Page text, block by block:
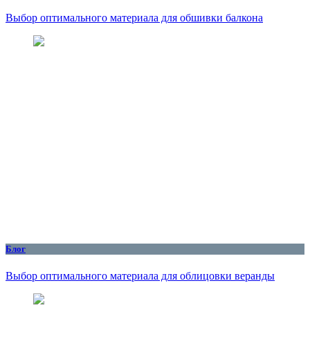
Выбор оптимального материала для обшивки балкона
Блог
Выбор оптимального материала для облицовки веранды